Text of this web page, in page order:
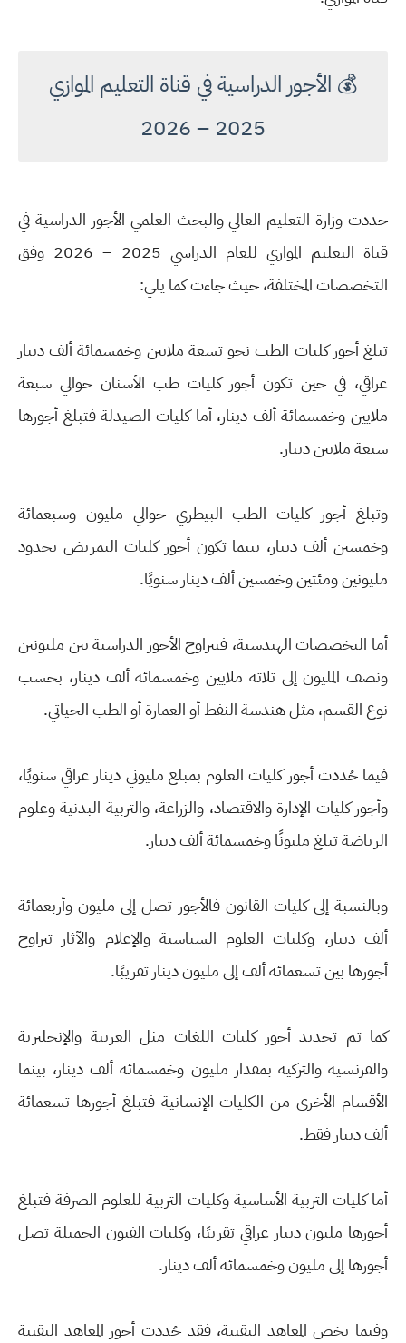
💰 الأجور الدراسية في قناة التعليم الموازي
2025 – 2026
حددت وزارة التعليم العالي والبحث العلمي الأجور الدراسية في
قناة التعليم الموازي للعام الدراسي 2025 – 2026 وفق
التخصصات المختلفة، حيث جاءت كما يلي:
تبلغ أجور كليات الطب نحو تسعة ملايين وخمسمائة ألف دينار
عراقي، في حين تكون أجور كليات طب الأسنان حوالي سبعة
ملايين وخمسمائة ألف دينار، أما كليات الصيدلة فتبلغ أجورها
سبعة ملايين دينار.
وتبلغ أجور كليات الطب البيطري حوالي مليون وسبعمائة
وخمسين ألف دينار، بينما تكون أجور كليات التمريض بحدود
مليونين ومئتين وخمسين ألف دينار سنويًا.
أما التخصصات الهندسية، فتتراوح الأجور الدراسية بين مليونين
ونصف المليون إلى ثلاثة ملايين وخمسمائة ألف دينار، بحسب
نوع القسم، مثل هندسة النفط أو العمارة أو الطب الحياتي.
فيما حُددت أجور كليات العلوم بمبلغ مليوني دينار عراقي سنويًا،
وأجور كليات الإدارة والاقتصاد، والزراعة، والتربية البدنية وعلوم
الرياضة تبلغ مليونًا وخمسمائة ألف دينار.
وبالنسبة إلى كليات القانون فالأجور تصل إلى مليون وأربعمائة
ألف دينار، وكليات العلوم السياسية والإعلام والآثار تتراوح
أجورها بين تسعمائة ألف إلى مليون دينار تقريبًا.
كما تم تحديد أجور كليات اللغات مثل العربية والإنجليزية
والفرنسية والتركية بمقدار مليون وخمسمائة ألف دينار، بينما
الأقسام الأخرى من الكليات الإنسانية فتبلغ أجورها تسعمائة
ألف دينار فقط.
أما كليات التربية الأساسية وكليات التربية للعلوم الصرفة فتبلغ
أجورها مليون دينار عراقي تقريبًا، وكليات الفنون الجميلة تصل
أجورها إلى مليون وخمسمائة ألف دينار.
وفيما يخص المعاهد التقنية، فقد حُددت أجور المعاهد التقنية